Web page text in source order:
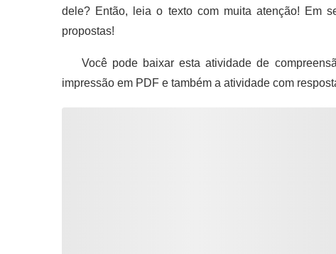
dele? Então, leia o texto com muita atenção! Em
propostas!
Você pode baixar esta atividade de
impressão em PDF e também a atividade com